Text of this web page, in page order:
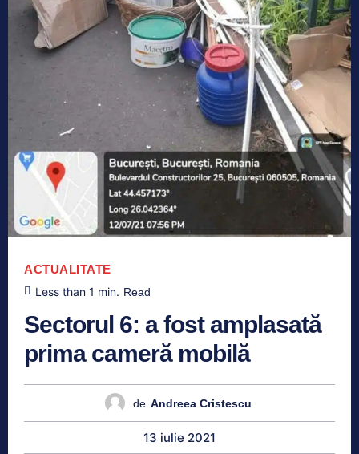
ACTUALITATE
Less than 1 min. Read
Sectorul 6: a fost amplasată
prima cameră mobilă
de Andreea Cristescu
13 iulie 2021